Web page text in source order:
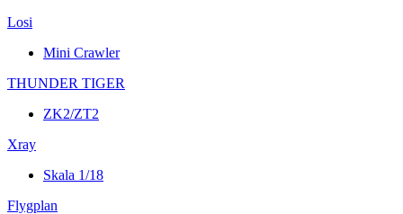
Losi
Mini Crawler
THUNDER TIGER
ZK2/ZT2
Xray
Skala 1/18
Flygplan